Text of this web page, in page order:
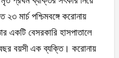
মার্চ পশ্চিমবঙ্গে করোনায়
একটি বেসরকারি হাসপাতালে
বয়সী এক ব্যক্তি। করোনায়